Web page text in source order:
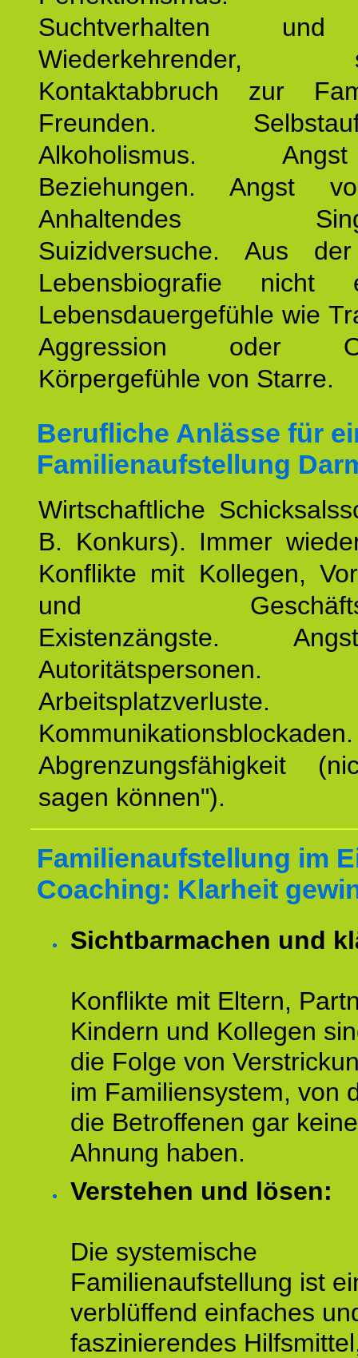
Suchtverhalten
Wiederkehrender,
Kontaktabbruch zur
Freunden.
Alkoholismus.
Beziehungen. Angst
Anhaltendes
Suizidversuche. Aus
Lebensbiografie nicht
Lebensdauergefühle wie
Aggression oder
Körpergefühle von Starre.
Berufliche Anlässe für
Familienaufstellung
Wirtschaftliche
B. Konkurs). Immer
Konflikte mit Kollegen,
und
Existenzängste.
Autoritätspersonen.
Arbeitsplatzverluste.
Abgrenzungsfähigkeit
sagen können").
Familienaufstellung im
Coaching: Klarheit
Sichtbarmachen und
Konflikte mit Eltern,
Kindern und Kollegen
die Folge von
im Familiensystem, von
die Betroffenen gar keine
Ahnung haben.
Verstehen und lösen:
Die systemische
Familienaufstellung ist
verblüffend einfaches
faszinierendes